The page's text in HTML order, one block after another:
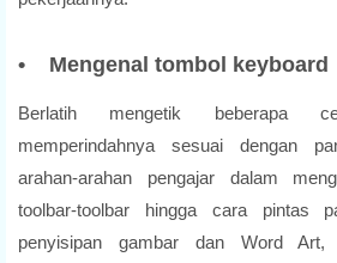
• Mengenal tombol keyboard
Berlatih mengetik beberapa
memperindahnya sesuai dengan
arahan-arahan pengajar dalam
toolbar-toolbar hingga cara pintas
penyisipan gambar dan Word